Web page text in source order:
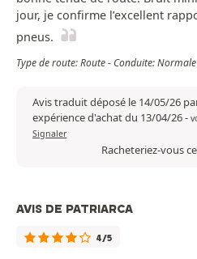
jour, je confirme l’excellent
pneus.
Type de route: Route - Conduite: Normale
Avis traduit déposé le 14/05/26
expérience d'achat du 13/04/26-
Signaler
Racheteriez-vous
AVIS DE PATRIARCA
4/5